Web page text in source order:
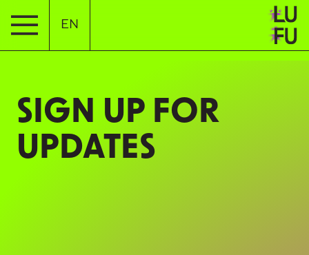
EN
SIGN UP FOR
UPDATES